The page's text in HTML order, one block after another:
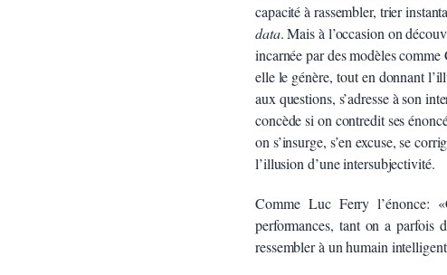
capacité à rassembler, trier
data. Mais à l’occasion on
incarnée par des modèles
elle le génère, tout en donnant
aux questions, s’adresse à son
concède si on contredit ses
on s’insurge, s’en excuse, se
l’illusion d’une intersubjectivité.
Comme Luc Ferry l’énonce:
performances, tant on a parfois
ressembler à un humain